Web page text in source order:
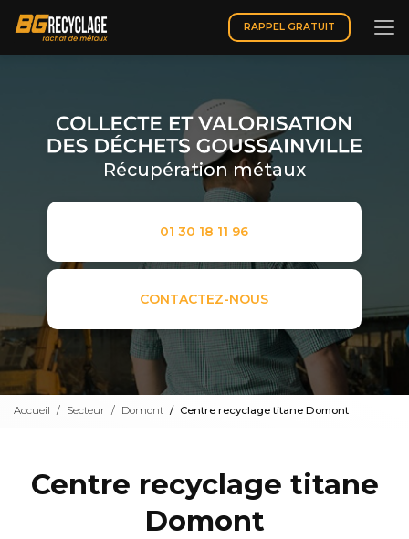
contenu
principal
RAPPEL GRATUIT
Récupération métaux
01 30 18 11 96
CONTACTEZ-NOUS
Accueil Secteur Domont Centre recyclage titane Domont
Centre recyclage titane
Domont